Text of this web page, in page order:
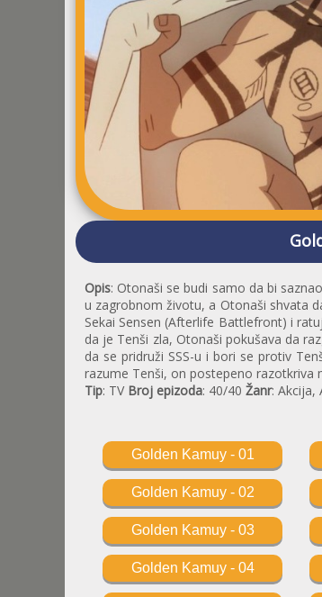
Opis: Otonaši se budi samo da bi
u zagrobnom životu, a Otonaši shvata
Sekai Sensen (Afterlife Battlefront) i
da je Tenši zla, Otonaši pokušava da
da se pridruži SSS-u i bori se protiv
razume Tenši, on postepeno razotkriva
Tip: TV Broj epizoda: 40/40 Žanr: Akcija,
Golden Kamuy - 01
Golden Kamuy - 02
Golden Kamuy - 03
Golden Kamuy - 04